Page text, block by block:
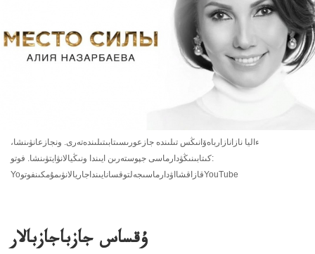
ءاليا نازانازارباەۆانىڭس تىلىندە جازعورىسىتابىتىلىندەتەرى. ونجازعانۋىنشا،
كىتابىنىڭۋدارماسى جپوستەرىن ايىندا ونىڭيالانۋايتۋىنشا. فوتو:
YoقازاقشااۋدارماسىجەلتوقسانايىنداجاريالانۋىمۇمكىنفوتوYouTube
ۇقساس جازباجازبالار